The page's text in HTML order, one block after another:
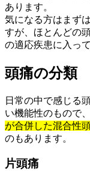
あります。
気になる方はまず
すが、ほとんどの
の適応疾患に入っ
頭痛の分類
日常の中で感じる
い機能性のもので
が合併した混合性
のもあります。
片頭痛